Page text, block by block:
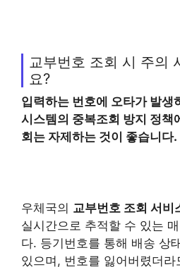
교부번호 조회 시 주의
요?
입력하는 번호에 오타가 발생
시스템의 중복조회 방지 정책
회는 자제하는 것이 좋습니다.
우체국의 교부번호 조회 서비
실시간으로 추적할 수 있는
다. 등기번호를 통해 배송 상
있으며, 번호를 잃어버렸더